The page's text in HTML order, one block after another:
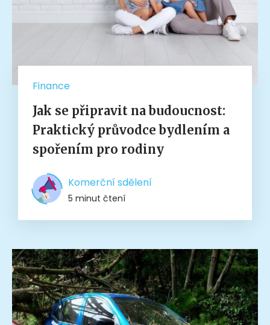
Finance
Jak se připravit na budoucnost:
Praktický průvodce bydlením a
spořením pro rodiny
Komerční sdělení
5 minut čtení